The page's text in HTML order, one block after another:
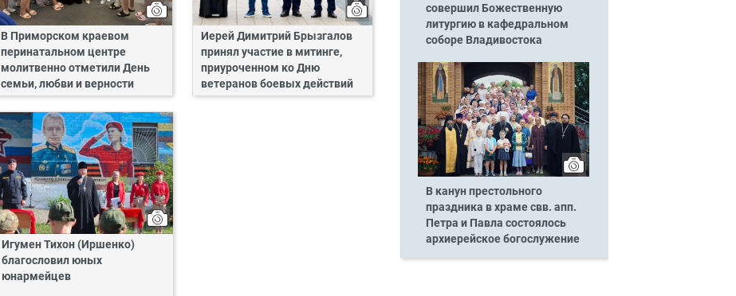
В Приморском краевом
перинатальном центре
молитвенно отметили День
семьи, любви и верности
Иерей Димитрий Брызгалов
принял участие в митинге,
приуроченном ко Дню
ветеранов боевых действий
Игумен Тихон (Иршенко)
благословил юных
юнармейцев
совершил Божественную
литургию в кафедральном
соборе Владивостока
В канун престольного
праздника в храме свв. апп.
Петра и Павла состоялось
архиерейское богослужение